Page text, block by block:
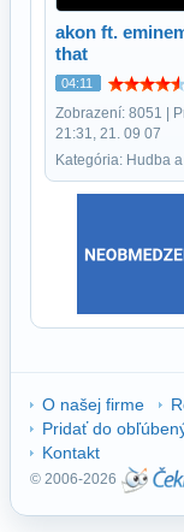
akon ft.
that
04:11
Zobrazení: 8051 |
21:31, 21. 09 07
Kategória: Hudba
O našej firme
Pridať do
Kontakt
© 2006-2026